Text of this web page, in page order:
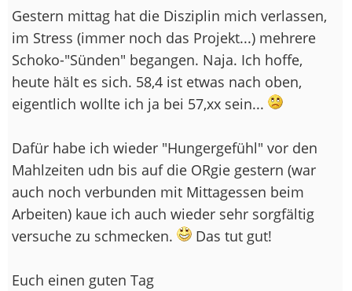
Gestern mittag hat die Disziplin mich verlassen,
im Stress (immer noch das Projekt...) mehrere
Schoko-"Sünden" begangen. Naja. Ich hoffe,
heute hält es sich. 58,4 ist etwas nach oben,
eigentlich wollte ich ja bei 57,xx sein...
Dafür habe ich wieder "Hungergefühl" vor den
Mahlzeiten udn bis auf die ORgie gestern (war
auch noch verbunden mit Mittagessen beim
Arbeiten) kaue ich auch wieder sehr sorgfältig
versuche zu schmecken.
Das tut gut!
Euch einen guten Tag